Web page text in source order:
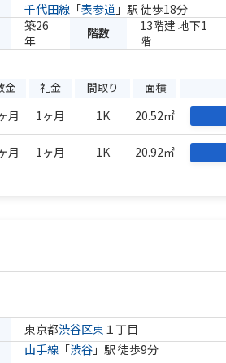
千代田線 「表参道 」駅 徒歩18分
築26
年
階数
13階建 地下1
階
金 礼金 間取り 面積
月 1ヶ月 1K 20.52㎡
月 1ヶ月 1K 20.92㎡
東京都渋谷区東 １丁目
山手線 「渋谷 」駅 徒歩9分